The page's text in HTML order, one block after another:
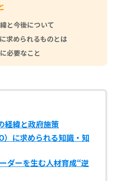
と今後について
求められるものとは
必要なこと
経緯と政府施策
）に求められる知識・知
ダーを生む人材育成“逆